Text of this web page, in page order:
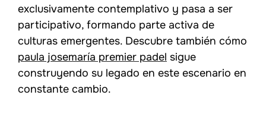
exclusivamente contemplativo y pasa a ser
participativo, formando parte activa de
culturas emergentes. Descubre también cómo
paula josemaría premier padel sigue
construyendo su legado en este escenario en
constante cambio.